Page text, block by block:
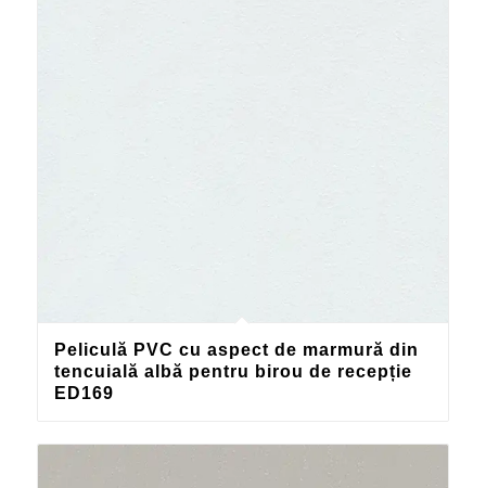
Peliculă PVC cu aspect de marmură din
tencuială albă pentru birou de recepție
ED169